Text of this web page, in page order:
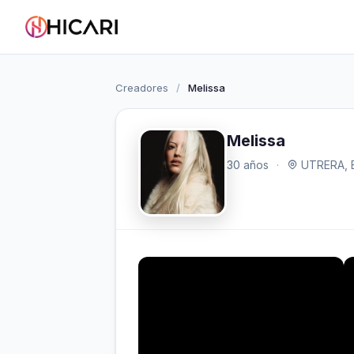
Creadores / Melissa
Melissa
30 años · UTRERA,